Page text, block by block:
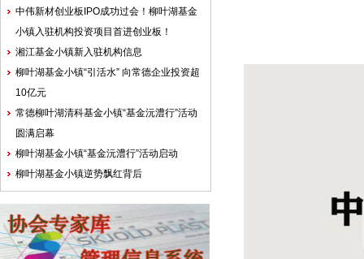
中伟新材创业板IPO成功过会！柳叶湖基金
小镇入驻机构投资项目首进创业板！
湘江基金小镇新入驻机构信息
柳叶湖基金小镇“引活水” 向常德企业投资超
10亿元
常德柳叶湖清科基金小镇“基金沅澧行”活动
圆满启幕
柳叶湖基金小镇“基金沅澧行”活动启动
柳叶湖基金小镇逆势飘红背后